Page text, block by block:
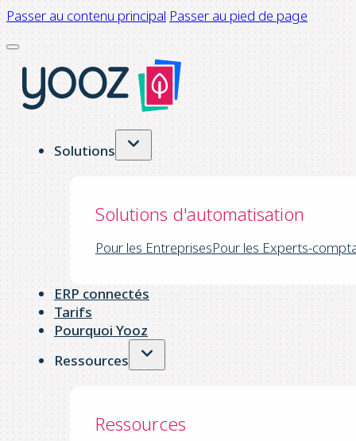
Passer au contenu principal Passer au pied de page
Solutions
Solutions d'automatisation
Pour les EntreprisesPour les Experts-
ERP connectés
Tarifs
Pourquoi Yooz
Ressources
Ressources